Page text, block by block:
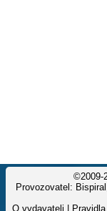
©2009-
Provozovatel:
O vydavateli